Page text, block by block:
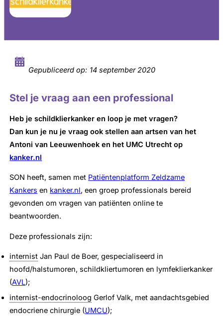
Gepubliceerd op: 14 september 2020
Stel je vraag aan een professional
Heb je schildklierkanker en loop je met vragen?
Dan kun je nu je vraag ook stellen aan artsen van het
Antoni van Leeuwenhoek en het UMC Utrecht op
kanker.nl
SON heeft, samen met Patiëntenplatform Zeldzame
Kankers en kanker.nl, een groep professionals bereid
gevonden om vragen van patiënten online te
beantwoorden.
Deze professionals zijn:
internist Jan Paul de Boer, gespecialiseerd in
hoofd/halstumoren, schildkliertumoren en lymfeklierkanker
(AVL);
internist-endocrinoloog Gerlof Valk, met aandachtsgebied
endocriene chirurgie (UMCU);